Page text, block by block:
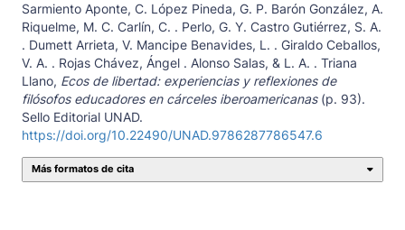
Sarmiento Aponte, C. López Pineda, G. P. Barón González, A.
Riquelme, M. C. Carlín, C. . Perlo, G. Y. Castro Gutiérrez, S. A.
. Dumett Arrieta, V. Mancipe Benavides, L. . Giraldo Ceballos,
V. A. . Rojas Chávez, Ángel . Alonso Salas, & L. A. . Triana
Llano, Ecos de libertad: experiencias y reflexiones de
filósofos educadores en cárceles iberoamericanas(p. 93).
Sello Editorial UNAD.
https://doi.org/10.22490/UNAD.9786287786547.6
Más formatos de cita